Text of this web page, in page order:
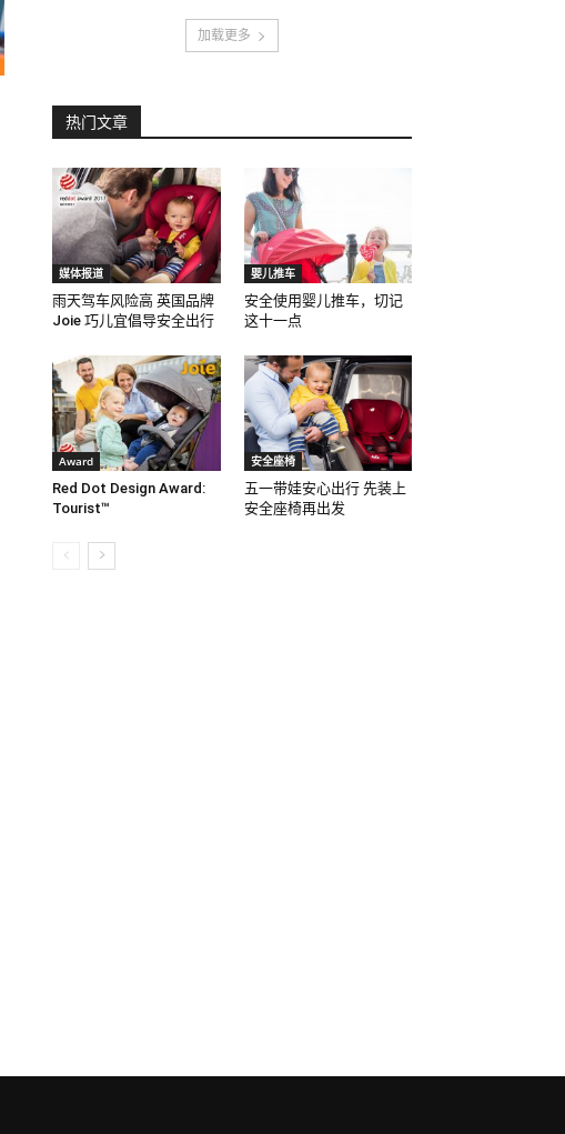
加载更多
热门文章
媒体报道
雨天驾车风险高 英国品牌
Joie 巧儿宜倡导安全出行
婴儿推车
安全使用婴儿推车，切记
这十一点
Award
Red Dot Design Award:
Tourist™
安全座椅
五一带娃安心出行 先装上
安全座椅再出发